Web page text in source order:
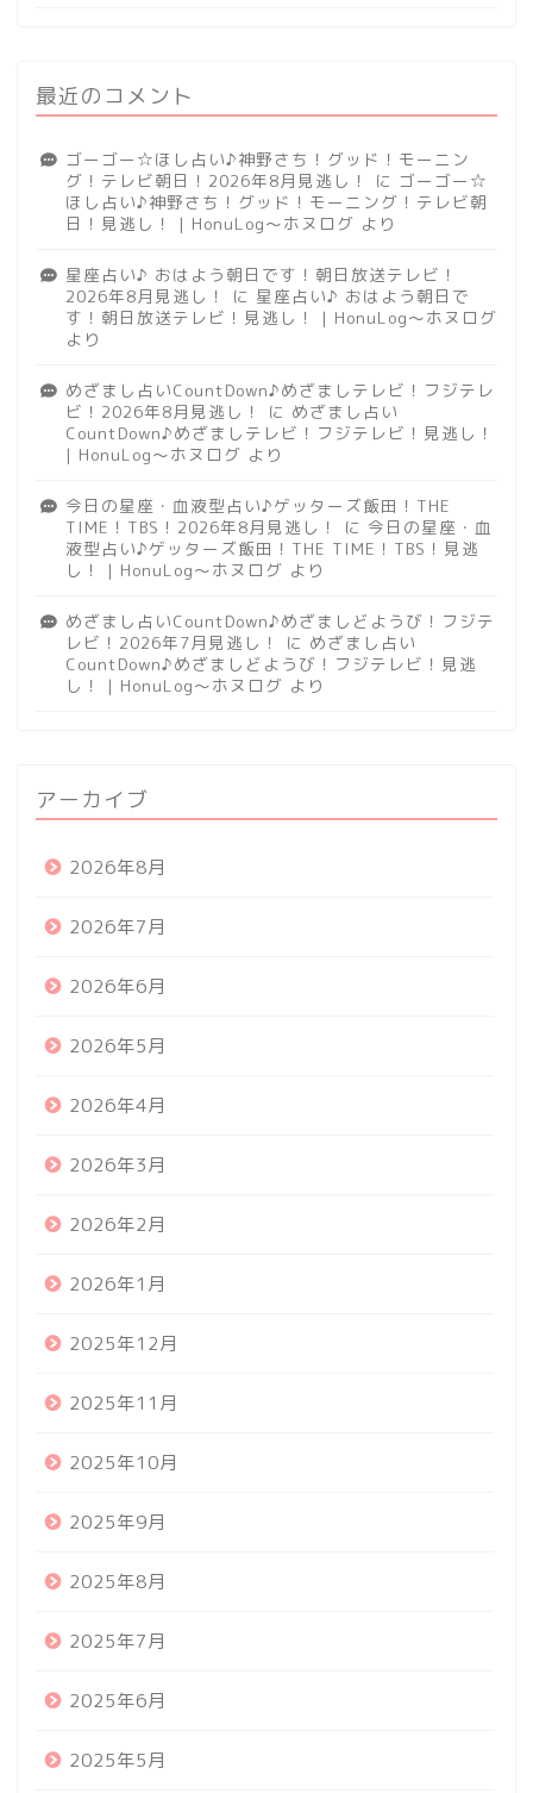
最近のコメント
ゴーゴー☆ほし占い♪神野さち！グッド！モーニン
グ！テレビ朝日！2026年8月見逃し！
に ゴーゴー☆
ほし占い♪神野さち！グッド！モーニング！テレビ朝
日！見逃し！ | HonuLog～ホヌログ より
星座占い♪ おはよう朝日です！朝日放送テレビ！
2026年8月見逃し！
に 星座占い♪ おはよう朝日で
す！朝日放送テレビ！見逃し！ | HonuLog～ホヌログ
より
めざまし占いCountDown♪めざましテレビ！フジテレ
ビ！2026年8月見逃し！
に めざまし占い
CountDown♪めざましテレビ！フジテレビ！見逃し！
| HonuLog～ホヌログ より
今日の星座・血液型占い♪ゲッターズ飯田！THE
TIME！TBS！2026年8月見逃し！
に 今日の星座・血
液型占い♪ゲッターズ飯田！THE TIME！TBS！見逃
し！ | HonuLog～ホヌログ より
めざまし占いCountDown♪めざましどようび！フジテ
レビ！2026年7月見逃し！
に めざまし占い
CountDown♪めざましどようび！フジテレビ！見逃
し！ | HonuLog～ホヌログ より
アーカイブ
2026年8月
2026年7月
2026年6月
2026年5月
2026年4月
2026年3月
2026年2月
2026年1月
2025年12月
2025年11月
2025年10月
2025年9月
2025年8月
2025年7月
2025年6月
2025年5月